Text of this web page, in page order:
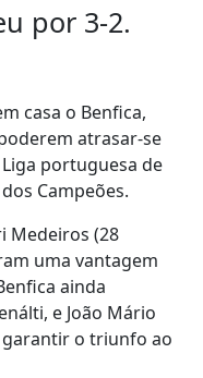
por 3-2.
casa o Benfica,
atrasar-se
portuguesa de
Campeões.
Medeiros (28
uma vantagem
ainda
e João Mário
garantir o triunfo ao